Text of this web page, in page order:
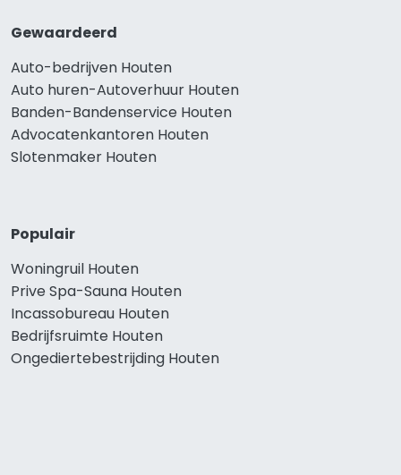
Gewaardeerd
Auto-bedrijven Houten
Auto huren-Autoverhuur Houten
Banden-Bandenservice Houten
Advocatenkantoren Houten
Slotenmaker Houten
Populair
Woningruil Houten
Prive Spa-Sauna Houten
Incassobureau Houten
Bedrijfsruimte Houten
Ongediertebestrijding Houten